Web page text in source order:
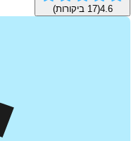
4.6
(
17 ביקורות)